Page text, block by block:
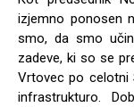
izjemno ponosen
smo, da smo
zadeve, ki so se
Vrtovec po celotni
infrastrukturo.